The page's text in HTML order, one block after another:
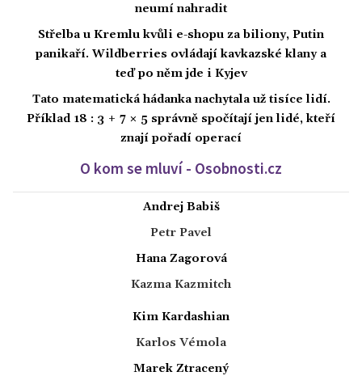
neumí nahradit
Střelba u Kremlu kvůli e-shopu za biliony, Putin
panikaří. Wildberries ovládají kavkazské klany a
teď po něm jde i Kyjev
Tato matematická hádanka nachytala už tisíce lidí.
Příklad 18 : 3 + 7 × 5 správně spočítají jen lidé, kteří
znají pořadí operací
O kom se mluví - Osobnosti.cz
Andrej Babiš
Petr Pavel
Hana Zagorová
Kazma Kazmitch
Kim Kardashian
Karlos Vémola
Marek Ztracený